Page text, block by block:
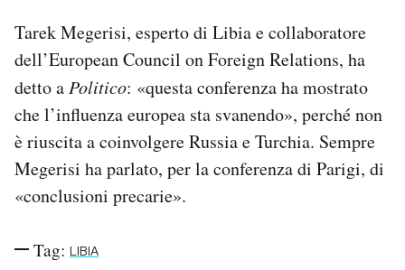
Tarek Megerisi, esperto di Libia e collaboratore
dell’European Council on Foreign Relations, ha
detto a Politico: «questa conferenza ha mostrato
che l’influenza europea sta svanendo», perché non
è riuscita a coinvolgere Russia e Turchia. Sempre
Megerisi ha parlato, per la conferenza di Parigi, di
«conclusioni precarie».
Tag: LIBIA